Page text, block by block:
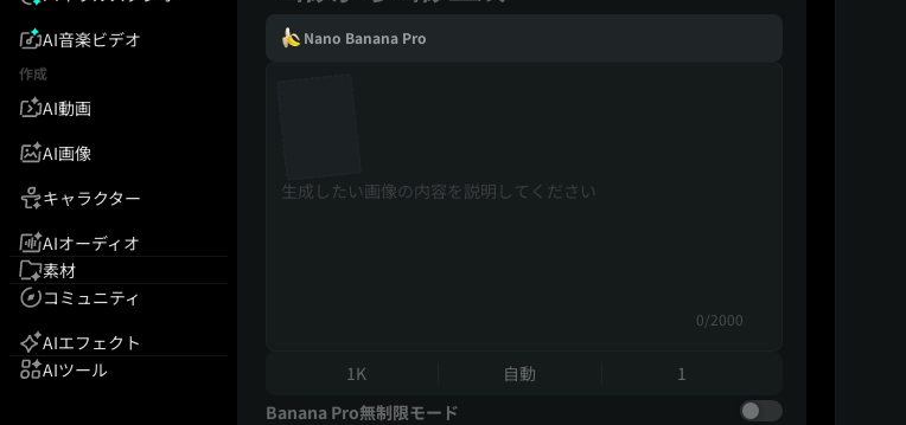
AI音楽ビデオ
作成
AI動画
AI画像
キャラクター
AIオーディオ
素材
コミュニティ
AIエフェクト
AIツール
Nano Banana Pro
0/2000
1K 自動
1
Banana Pro無制限モード